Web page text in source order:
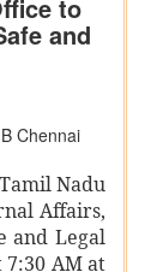
का क्रियान्वयन
गए कदम
कुल जीएमवी